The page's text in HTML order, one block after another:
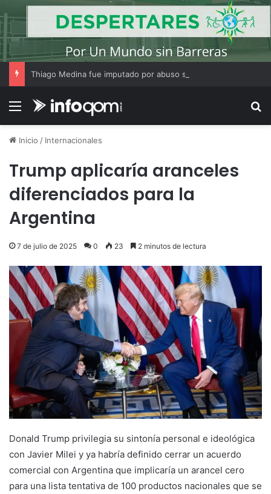
Menú
Inicio / Internacionales
Trump aplicaría aranceles
diferenciados para la
Argentina
7 de julio de 2025 0 23 2 minutos de lectura
Donald Trump privilegia su sintonía personal e ideológica
con Javier Milei y ya habría definido cerrar un acuerdo
comercial con Argentina que implicaría un arancel cero
para una lista tentativa de 100 productos nacionales que se